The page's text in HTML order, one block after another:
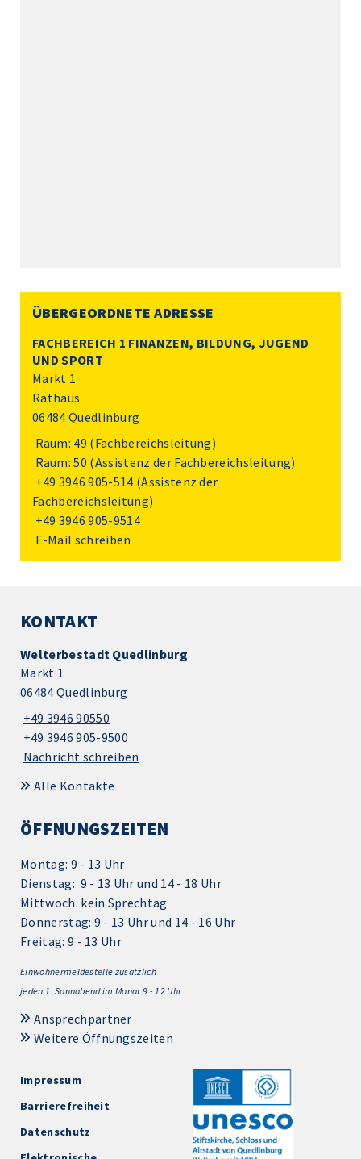
ÜBERGEORDNETE ADRESSE
FACHBEREICH 1 FINANZEN, BILDUNG, JUGEND
UND SPORT
Markt 1
Rathaus
06484 Quedlinburg
Raum: 49 (Fachbereichsleitung)
Raum: 50 (Assistenz der Fachbereichsleitung)
+49 3946 905-514 (Assistenz der
Fachbereichsleitung)
+49 3946 905-9514
E-Mail schreiben
KONTAKT
Welterbestadt Quedlinburg
Markt 1
06484 Quedlinburg
+49 3946 90550
+49 3946 905-9500
Nachricht schreiben
Alle Kontakte
ÖFFNUNGSZEITEN
Montag: 9 - 13 Uhr
Dienstag: 9 - 13 Uhr und 14 - 18 Uhr
Mittwoch: kein Sprechtag
Donnerstag: 9 - 13 Uhr und 14 - 16 Uhr
Freitag: 9 - 13 Uhr
Einwohnermeldestelle zusätzlich
jeden 1. Sonnabend im Monat 9 - 12 Uhr
Ansprechpartner
Weitere Öffnungszeiten
Impressum
Barrierefreiheit
Datenschutz